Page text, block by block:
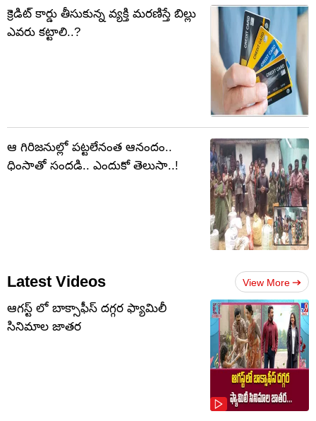
క్రెడిట్ కార్డు తీసుకున్న వ్యక్తి మరణిస్తే బిల్లు
ఎవరు కట్టాలి..?
ఆ గిరిజనుల్లో పట్టలేనంత ఆనందం..
ధింసాతో సందడి.. ఎందుకో తెలుసా..!
Latest Videos View More
ఆగస్ట్ లో బాక్సాఫీస్ దగ్గర ఫ్యామిలీ
సినిమాల జాతర